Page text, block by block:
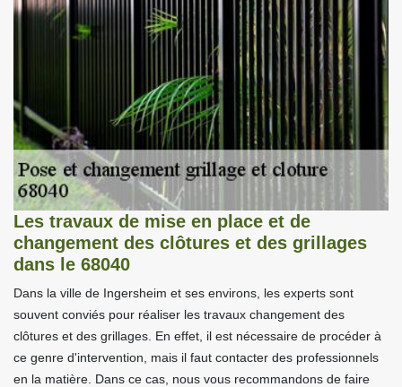
Les travaux de mise en place et de
changement des clôtures et des grillages
dans le 68040
Dans la ville de Ingersheim et ses environs, les experts sont
souvent conviés pour réaliser les travaux changement des
clôtures et des grillages. En effet, il est nécessaire de procéder à
ce genre d'intervention, mais il faut contacter des professionnels
en la matière. Dans ce cas, nous vous recommandons de faire